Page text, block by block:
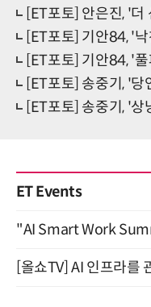
[ET포토] 안은진, '
[ET포토] 기안84, '
[ET포토] 기안84, '
[ET포토] 송중기, '
[ET포토] 송중기, '
ET Events
"AI Smart Work